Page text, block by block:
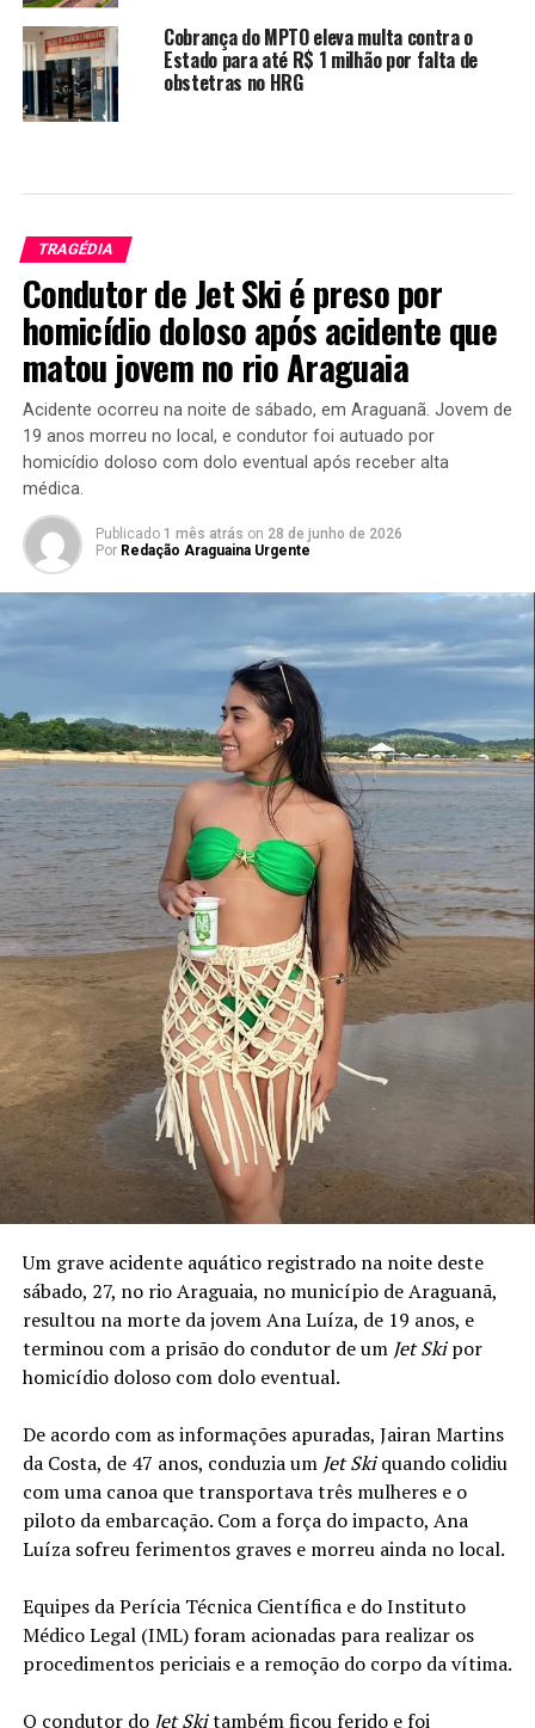
Cobrança do MPTO eleva multa contra o
Estado para até R$ 1 milhão por falta de
obstetras no HRG
TRAGÉDIA
Condutor de Jet Ski é preso por
homicídio doloso após acidente que
matou jovem no rio Araguaia
Acidente ocorreu na noite de sábado, em Araguanã. Jovem de
19 anos morreu no local, e condutor foi autuado por
homicídio doloso com dolo eventual após receber alta
médica.
Publicado 1 mês atrás on 28 de junho de 2026
Por Redação Araguaina Urgente
Um grave acidente aquático registrado na noite deste
sábado, 27, no rio Araguaia, no município de Araguanã,
resultou na morte da jovem Ana Luíza, de 19 anos, e
terminou com a prisão do condutor de um Jet Skipor
homicídio doloso com dolo eventual.
De acordo com as informações apuradas, Jairan Martins
da Costa, de 47 anos, conduzia um Jet Skiquando colidiu
com uma canoa que transportava três mulheres e o
piloto da embarcação. Com a força do impacto, Ana
Luíza sofreu ferimentos graves e morreu ainda no local.
Equipes da Perícia Técnica Científica e do Instituto
Médico Legal (IML) foram acionadas para realizar os
procedimentos periciais e a remoção do corpo da vítima.
O condutor do Jet Skitambém ficou ferido e foi